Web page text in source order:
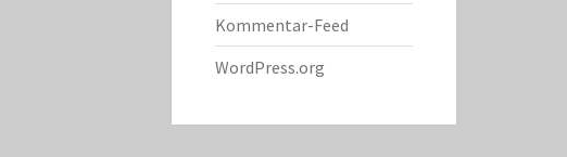
Kommentar-Feed
WordPress.org